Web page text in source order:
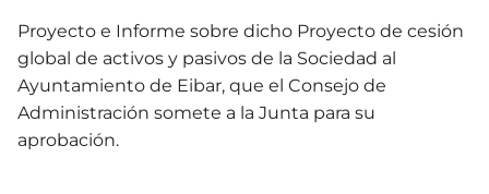
Proyecto e Informe sobre dicho Proyecto de cesión
global de activos y pasivos de la Sociedad al
Ayuntamiento de Eibar, que el Consejo de
Administración somete a la Junta para su
aprobación.